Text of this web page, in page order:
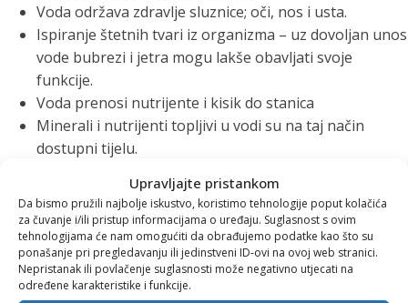
Upravljajte pristankom
Da bismo pružili najbolje iskustvo, koristimo tehnologije poput kolačića
za čuvanje i/ili pristup informacijama o uređaju. Suglasnost s ovim
tehnologijama će nam omogućiti da obrađujemo podatke kao što su
ponašanje pri pregledavanju ili jedinstveni ID-ovi na ovoj web stranici.
Nepristanak ili povlačenje suglasnosti može negativno utjecati na
određene karakteristike i funkcije.
Voda održava zdravlje sluznice; oči, nos i usta.
Ispiranje štetnih tvari iz organizma – uz dovoljan unos
vode bubrezi i jetra mogu lakše obavljati svoje
funkcije.
Voda prenosi nutrijente i kisik do stanica
Minerali i nutrijenti topljivi u vodi su na taj način
dostupni tijelu.
Osim dobro poznate formule o čaši vode s limunom svako
jutro za svjež izgled i dobru liniju, donosimo vam i nekoliko
ideja kako imati još više koristi i učiniti svakodnevni ritual
ispijanja vode još slađim.
Svaka čista voda, kako su nas učili, mora biti bez okusa i